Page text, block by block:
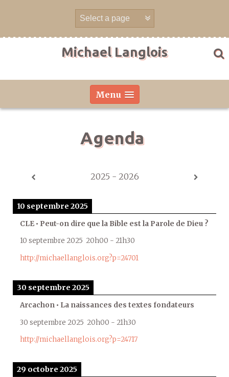
Michael Langlois
Menu
Agenda
2025 - 2026
10 septembre 2025
CLE • Peut-on dire que la Bible est la Parole de Dieu ?
10 septembre 2025 20h00 - 21h30
http://michaellanglois.org?p=24701
30 septembre 2025
Arcachon • La naissances des textes fondateurs
30 septembre 2025 20h00 - 21h30
http://michaellanglois.org?p=24717
29 octobre 2025